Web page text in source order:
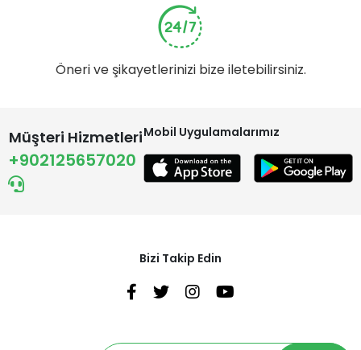
Öneri ve şikayetlerinizi bize iletebilirsiniz.
Müşteri Hizmetleri
+902125657020
Mobil Uygulamalarımız
Bizi Takip Edin